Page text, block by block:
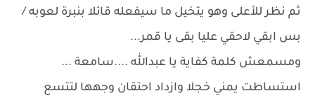
ثم نظر للأعلى وهو يتخيل ما سيفعله قائلا بنبرة لعوبه /
بس ابقي لاحقي عليا بقى يا قمر...
ومسمعش كلمة كفاية يا عبدالله ....سامعة ...
استساطت يمني خجلا وازداد احتقان وجهها لتتسع